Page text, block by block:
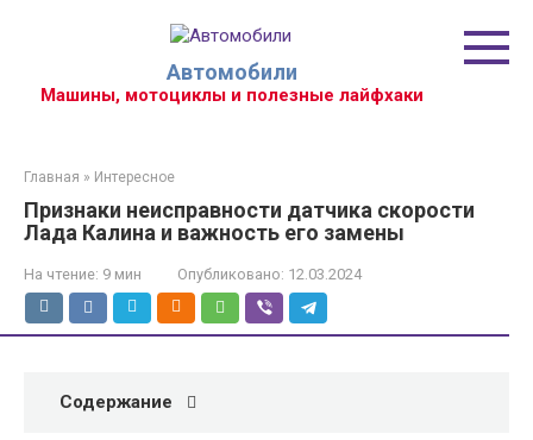
Автомобили
Машины, мотоциклы и полезные лайфхаки
Главная » Интересное
Признаки неисправности датчика скорости
Лада Калина и важность его замены
На чтение: 9 мин Опубликовано: 12.03.2024
Содержание